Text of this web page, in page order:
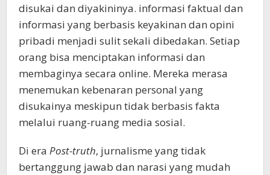
disukai dan diyakininya. informasi faktual dan
informasi yang berbasis keyakinan dan opini
pribadi menjadi sulit sekali dibedakan. Setiap
orang bisa menciptakan informasi dan
membaginya secara online. Mereka merasa
menemukan kebenaran personal yang
disukainya meskipun tidak berbasis fakta
melalui ruang-ruang media sosial.
Di era Post-truth, jurnalisme yang tidak
bertanggung jawab dan narasi yang mudah